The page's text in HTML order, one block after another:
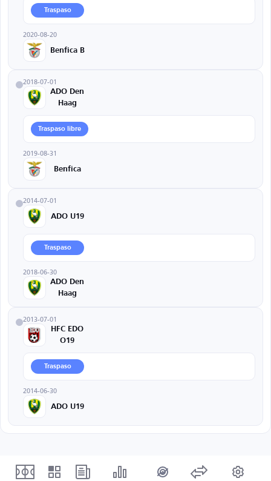
Traspaso
2020-08-20
Benfica B
2018-07-01
ADO Den
Haag
Traspaso libre
2019-08-31
Benfica
2014-07-01
ADO U19
Traspaso
2018-06-30
ADO Den
Haag
2013-07-01
HFC EDO
O19
Traspaso
2014-06-30
ADO U19